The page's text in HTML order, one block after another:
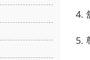
4.
5.